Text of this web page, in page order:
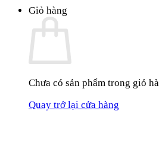
Giỏ hàng
Chưa có sản phẩm trong giỏ
Quay trở lại cửa hàng